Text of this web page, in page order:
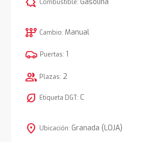
Combustible: Gasolina
auto_transmission Cambio: Manual
Puertas: 1
group Plazas: 2
nest_eco_leaf Etiqueta DGT: C
location_on Ubicación: Granada (LOJA)